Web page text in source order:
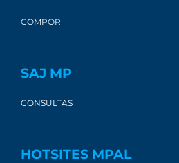
COMPOR
SAJ MP
CONSULTAS
HOTSITES MPAL